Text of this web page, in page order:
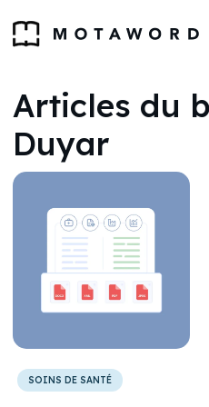
Articles du
Duyar
SOINS DE SANTÉ